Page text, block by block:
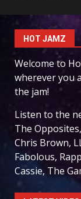
HOT JAMZ
Welcome to
wherever you
the jam!
Listen to the
The
Chris Brown,
Fabolous,
Cassie, The